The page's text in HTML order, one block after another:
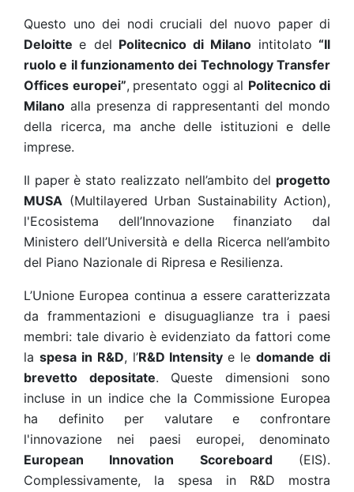
Questo uno dei nodi cruciali del nuovo paper di
Deloitte e del Politecnico di Milano intitolato “Il
ruolo e il funzionamento dei Technology Transfer
Offices europei”, presentato oggi al Politecnico di
Milano alla presenza di rappresentanti del mondo
della ricerca, ma anche delle istituzioni e delle
imprese.
Il paper è stato realizzato nell’ambito del progetto
MUSA (Multilayered Urban Sustainability Action),
l'Ecosistema dell’Innovazione finanziato dal
Ministero dell’Università e della Ricerca nell’ambito
del Piano Nazionale di Ripresa e Resilienza.
L’Unione Europea continua a essere caratterizzata
da frammentazioni e disuguaglianze tra i paesi
membri: tale divario è evidenziato da fattori come
la spesa in R&D, l’R&D Intensity e le domande di
brevetto depositate. Queste dimensioni sono
incluse in un indice che la Commissione Europea
ha definito per valutare e confrontare
l'innovazione nei paesi europei, denominato
European Innovation Scoreboard(EIS).
Complessivamente, la spesa in R&D mostra